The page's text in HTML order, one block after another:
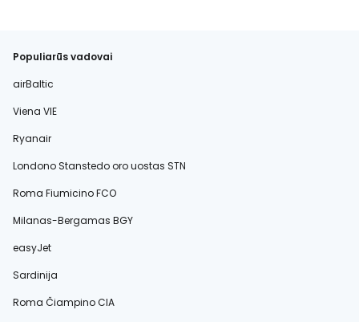
Populiarūs vadovai
airBaltic
Viena VIE
Ryanair
Londono Stanstedo oro uostas STN
Roma Fiumicino FCO
Milanas-Bergamas BGY
easyJet
Sardinija
Roma Čiampino CIA